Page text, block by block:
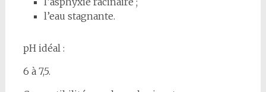
l’eau stagnante.
pH idéal :
6 à 7,5.